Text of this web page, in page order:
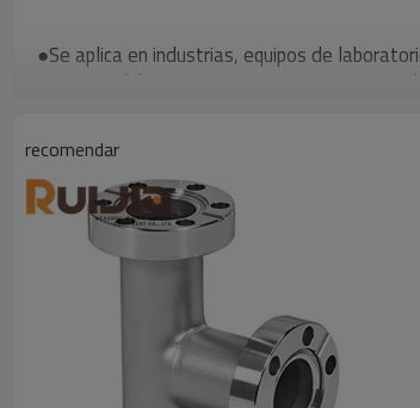
●Se aplica en industrias, equipos de
equipos médicos y otros campos, garantiza
●Método de embalaje: los materiales de
película de burbujas, se utilizan generalmente
durante el transporte.
●Pruebas: inspección de apariencia,
sellado
recomendar